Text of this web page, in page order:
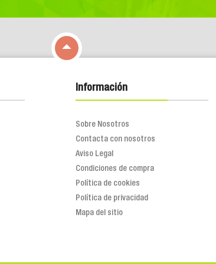

Información
Sobre Nosotros
Contacta con nosotros
Aviso Legal
Condiciones de compra
Política de cookies
Política de privacidad
Mapa del sitio